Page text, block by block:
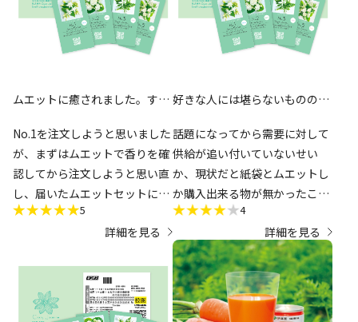
ムエットに癒されました。すご
No.1を注文しようと思いました
が、まずはムエットで香りを確
認してから注文しようと思い直
し、届いたムエットセットに癒
されました(^^)
やっぱり、実際に香りを試せて
ただ、その時は在庫があったの
に、ムエットセットが届いた時
点で、もう香水もアロマオイル
5
詳細を見る
好きな人には堪らないものの、
話題になってから需要に対して
供給が追い付いていないせい
か、現状だと紙袋とムエットし
か購入出来る物が無かったこ
と、製品だとそれなりの値段が
するので違いを知るのにちょう
ど良いと思い購入しました。
そもそもジャスミンの香りが好
きなので基本的には満足してい
4
詳細を見る